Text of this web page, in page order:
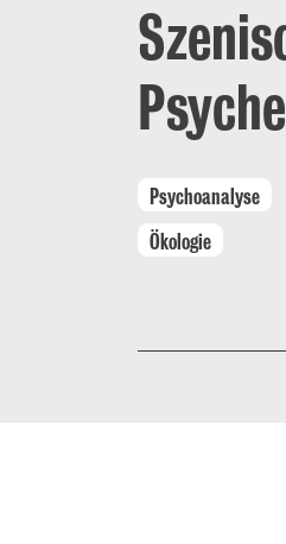
Psyche
Psychoanalyse
Ökologie